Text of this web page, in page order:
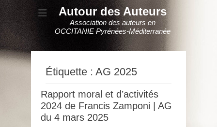
Autour des Auteurs
Association des auteurs en
OCCITANIE Pyrénées-Méditerranée
Étiquette : AG 2025
Rapport moral et d’activités
2024 de Francis Zamponi | AG
du 4 mars 2025